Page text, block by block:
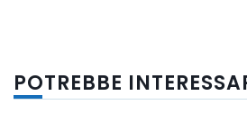
POTREBBE